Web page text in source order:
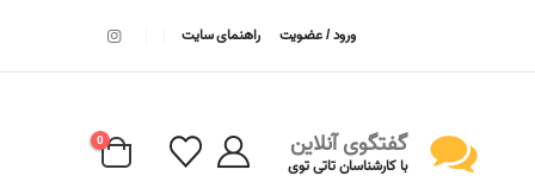
ورود / عضویت راهنمای سایت
گفتگوی آنلاین
با کارشناسان تاتی توی
0